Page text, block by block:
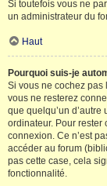
Si toutefois vous ne
un administrateur du
Haut
Pourquoi suis-je
Si vous ne cochez pas
vous ne resterez
que quelqu’un
ordinateur. Pour rester
connexion. Ce n’est
accéder au forum
pas cette case, cela
fonctionnalité.